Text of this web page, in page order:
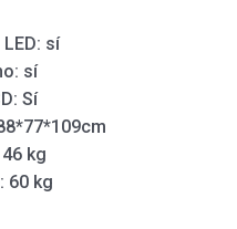
sí
sí
Sí
kg
60 kg